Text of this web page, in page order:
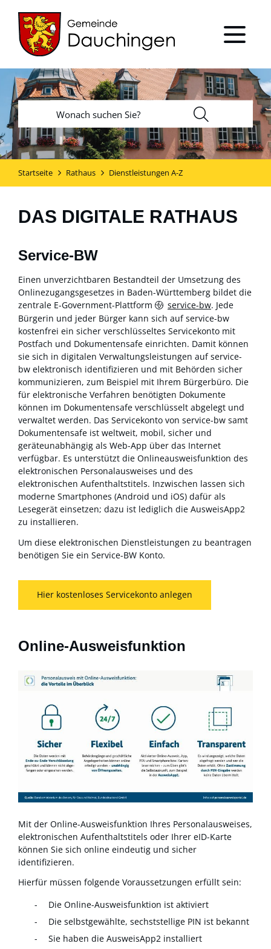
Startseite Rathaus Dienstleistungen A-Z
DAS DIGITALE RATHAUS
Service-BW
Einen unverzichtbaren Bestandteil der Umsetzung des
Onlinezugangsgesetzes in Baden-Württemberg bildet die
zentrale E-Government-Plattform
service-bw. Jede
Bürgerin und jeder Bürger kann sich auf service-bw
kostenfrei ein sicher verschlüsseltes Servicekonto mit
Postfach und Dokumentensafe einrichten. Damit können
sie sich in digitalen Verwaltungsleistungen auf service-
bw elektronisch identifizieren und mit Behörden sicher
kommunizieren, zum Beispiel mit Ihrem Bürgerbüro. Die
für elektronische Verfahren benötigten Dokumente
können im Dokumentensafe verschlüsselt abgelegt und
verwaltet werden. Das Servicekonto von service-bw samt
Dokumentensafe ist weltweit, mobil, sicher und
geräteunabhängig als Web-App über das Internet
verfügbar. Es unterstützt die Onlineausweisfunktion des
elektronischen Personalausweises und des
elektronischen Aufenthaltstitels. Inzwischen lassen sich
moderne Smartphones (Android und iOS) dafür als
Lesegerät einsetzen; dazu ist lediglich die AusweisApp2
zu installieren.
Um diese elektronischen Dienstleistungen zu beantragen
benötigen Sie ein Service-BW Konto.
Hier kostenloses Servicekonto anlegen
Online-Ausweisfunktion
Mit der Online-Ausweisfunktion Ihres Personalausweises,
elektronischen Aufenthaltstitels oder Ihrer eID-Karte
können Sie sich online eindeutig und sicher
identifizieren.
Hierfür müssen folgende Voraussetzungen erfüllt sein:
Die Online-Ausweisfunktion ist aktiviert
Die selbstgewählte, sechststellige PIN ist bekannt
Sie haben die AusweisApp2 installiert